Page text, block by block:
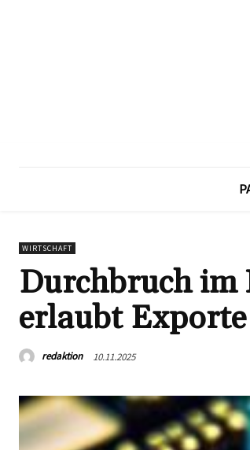
WIRTSCHAFT
Durchbruch
erlaubt
redaktion 10.11.2025